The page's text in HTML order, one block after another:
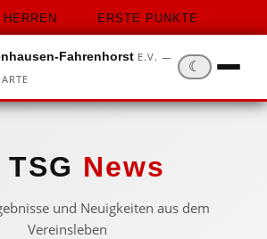
ERSTE PUNKTE
Fahrenhorst E.V. —
☾
TSG News
und Neuigkeiten aus dem
Vereinsleben